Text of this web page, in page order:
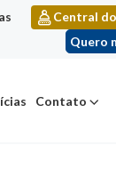
Central
Quero
Contato